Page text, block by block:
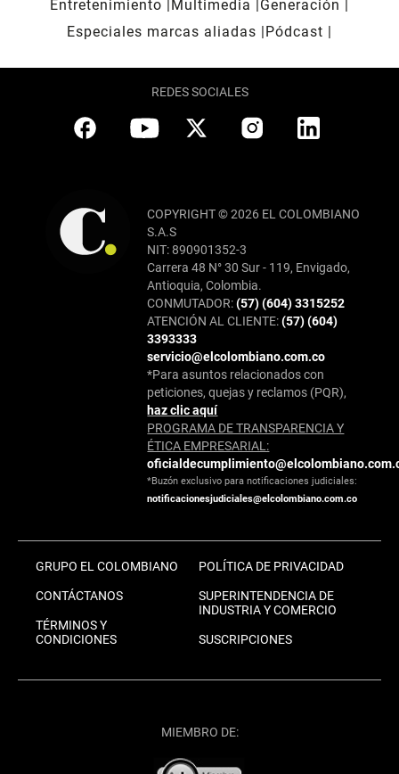
Entretenimiento
Multimedia
Generación
Especiales marcas aliadas
Pódcast
REDES SOCIALES
COPYRIGHT © 2026 EL COLOMBIANO
S.A.S
NIT: 890901352-3
Carrera 48 N° 30 Sur - 119, Envigado,
Antioquia, Colombia.
CONMUTADOR:(57) (604) 3315252
ATENCIÓN AL CLIENTE:(57) (604)
3393333
servicio@elcolombiano.com.co
*Para asuntos relacionados con
peticiones, quejas y reclamos (PQR),
haz clic aquí
PROGRAMA DE TRANSPARENCIA Y
ÉTICA EMPRESARIAL:
*Buzón exclusivo para notificaciones judiciales:
notificacionesjudiciales@elcolombiano.com.co
GRUPO EL COLOMBIANO
CONTÁCTANOS
TÉRMINOS Y
CONDICIONES
POLÍTICA DE PRIVACIDAD
SUPERINTENDENCIA DE
INDUSTRIA Y COMERCIO
SUSCRIPCIONES
MIEMBRO DE: